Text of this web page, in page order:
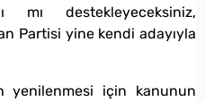
mı destekleyeceksiniz,
Partisi yine kendi adayıyla
yenilenmesi için kanunun